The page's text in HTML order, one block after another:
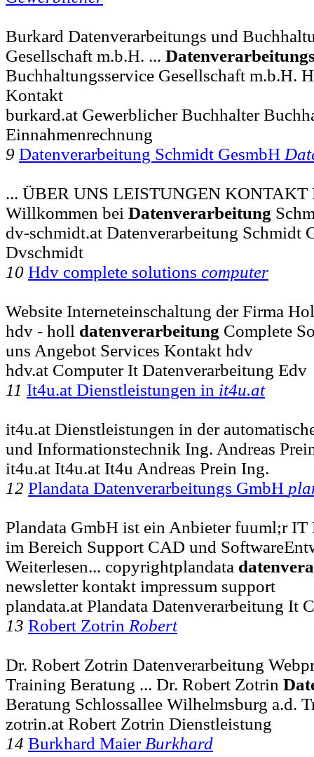
Burkard Datenverarbeitungs und
Gesellschaft m.b.H. ...
Buchhaltungsservice Gesellschaft m.b.H.
Kontakt
burkard.at Gewerblicher Buchhalter
Einnahmenrechnung
9 Datenverarbeitung Schmidt GesmbH
... ÜBER UNS LEISTUNGEN KONTAKT
Willkommen bei Datenverarbeitung
dv-schmidt.at Datenverarbeitung Schmidt
Dvschmidt
10 Hdv complete solutions computer
Website Interneteinschaltung der Firma
hdv - holl datenverarbeitung Complete
uns Angebot Services Kontakt hdv
hdv.at Computer It Datenverarbeitung Edv
11 It4u.at Dienstleistungen in it4u.at
it4u.at Dienstleistungen in der
und Informationstechnik Ing. Andreas
it4u.at It4u.at It4u Andreas Prein Ing.
12 Plandata Datenverarbeitungs GmbH
Plandata GmbH ist ein Anbieter fuuml;r
im Bereich Support CAD und
Weiterlesen... copyrightplandata
newsletter kontakt impressum support
plandata.at Plandata Datenverarbeitung It
13 Robert Zotrin Robert
Dr. Robert Zotrin Datenverarbeitung
Training Beratung ... Dr. Robert Zotrin
Beratung Schlossallee Wilhelmsburg a.d.
zotrin.at Robert Zotrin Dienstleistung
14 Burkhard Maier Burkhard